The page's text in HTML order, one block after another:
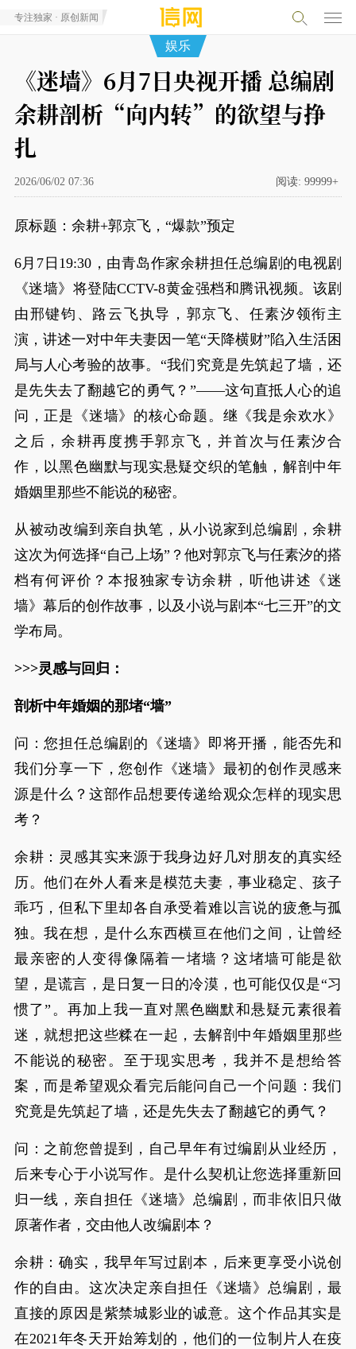
专注独家 · 原创新闻
娱乐
《迷墙》6月7日央视开播 总编剧
余耕剖析“向内转”的欲望与挣
扎
2026/06/02 07:36 阅读: 99999+
原标题：余耕+郭京飞，“爆款”预定
6月7日19:30，由青岛作家余耕担任总编剧的电视剧
《迷墙》将登陆CCTV-8黄金强档和腾讯视频。该剧
由邢键钧、路云飞执导，郭京飞、任素汐领衔主
演，讲述一对中年夫妻因一笔“天降横财”陷入生活困
局与人心考验的故事。“我们究竟是先筑起了墙，还
是先失去了翻越它的勇气？”——这句直抵人心的追
问，正是《迷墙》的核心命题。继《我是余欢水》
之后，余耕再度携手郭京飞，并首次与任素汐合
作，以黑色幽默与现实悬疑交织的笔触，解剖中年
婚姻里那些不能说的秘密。
从被动改编到亲自执笔，从小说家到总编剧，余耕
这次为何选择“自己上场”？他对郭京飞与任素汐的搭
档有何评价？本报独家专访余耕，听他讲述《迷
墙》幕后的创作故事，以及小说与剧本“七三开”的文
学布局。
>>>灵感与回归：
剖析中年婚姻的那堵“墙”
问：您担任总编剧的《迷墙》即将开播，能否先和
我们分享一下，您创作《迷墙》最初的创作灵感来
源是什么？这部作品想要传递给观众怎样的现实思
考？
余耕：灵感其实来源于我身边好几对朋友的真实经
历。他们在外人看来是模范夫妻，事业稳定、孩子
乖巧，但私下里却各自承受着难以言说的疲惫与孤
独。我在想，是什么东西横亘在他们之间，让曾经
最亲密的人变得像隔着一堵墙？这堵墙可能是欲
望，是谎言，是日复一日的冷漠，也可能仅仅是“习
惯了”。再加上我一直对黑色幽默和悬疑元素很着
迷，就想把这些糅在一起，去解剖中年婚姻里那些
不能说的秘密。至于现实思考，我并不是想给答
案，而是希望观众看完后能问自己一个问题：我们
究竟是先筑起了墙，还是先失去了翻越它的勇气？
问：之前您曾提到，自己早年有过编剧从业经历，
后来专心于小说写作。是什么契机让您选择重新回
归一线，亲自担任《迷墙》总编剧，而非依旧只做
原著作者，交由他人改编剧本？
余耕：确实，我早年写过剧本，后来更享受小说创
作的自由。这次决定亲自担任《迷墙》总编剧，最
直接的原因是紫禁城影业的诚意。这个作品其实是
在2021年冬天开始筹划的，他们的一位制片人在疫